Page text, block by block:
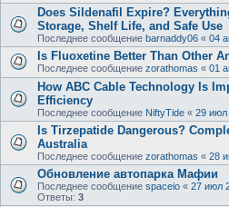
Does Sildenafil Expire?
Storage, Shelf Life, and Safe Use
Последнее сообщение barnaddy06 « 04
Is Fluoxetine Better Than Other
Последнее сообщение zorathomas « 01
How ABC Cable Technology Is
Efficiency
Последнее сообщение NiftyTide « 29 июл
Is Tirzepatide Dangerous?
Australia
Последнее сообщение zorathomas « 28
Обновление автопарка Мафии
Последнее сообщение spaceio « 27 июл
Ответы: 3